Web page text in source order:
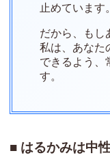
止めています。
だから、もし
私は、あなた
できるよう、
す。
はるかみは中